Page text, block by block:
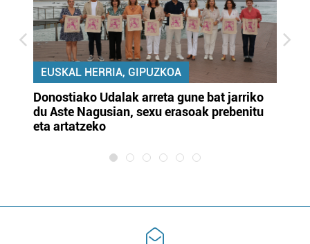
EUSKAL HERRIA, GIPUZKOA
Donostiako Udalak arreta gune bat jarriko
du Aste Nagusian, sexu erasoak prebenitu
eta artatzeko